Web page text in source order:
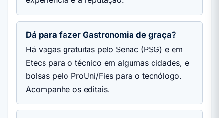
Dá para fazer Gastronomia de graça?
Há vagas gratuitas pelo Senac (PSG) e em
Etecs para o técnico em algumas cidades, e
bolsas pelo ProUni/Fies para o tecnólogo.
Acompanhe os editais.